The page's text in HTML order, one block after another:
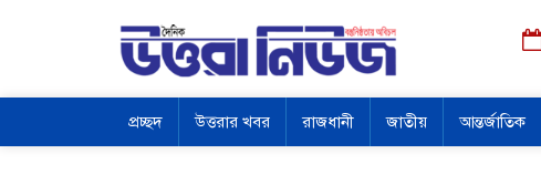
প্রচ্ছদ উত্তরার খবর রাজধানী জাতীয় আন্তর্জাতিক